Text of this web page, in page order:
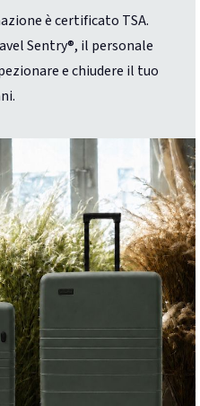
è certificato TSA.
Sentry®, il personale
e chiudere il tuo